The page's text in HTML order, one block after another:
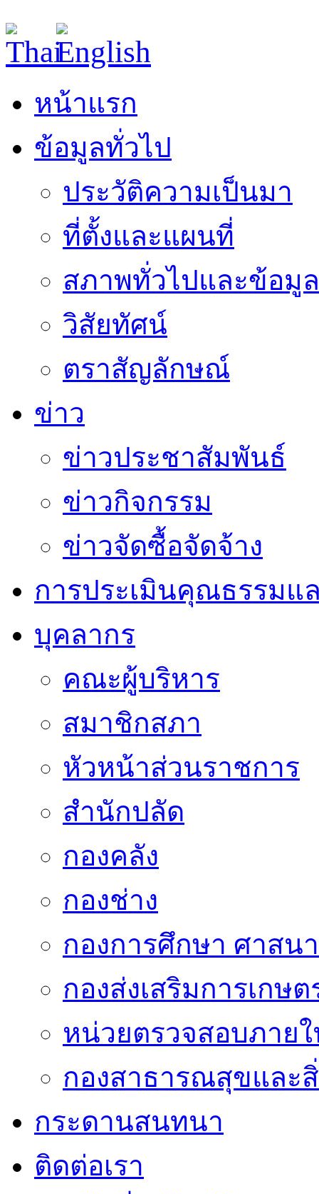
หน้าแรก
ข้อมูลทั่วไป
ประวัติความเป็นมา
ที่ตั้งและแผนที่
สภาพทั่วไปและข้อมู
วิสัยทัศน์
ตราสัญลักษณ์
ข่าว
ข่าวประชาสัมพันธ์
ข่าวกิจกรรม
ข่าวจัดซื้อจัดจ้าง
การประเมินคุณธรรมแ
บุคลากร
คณะผู้บริหาร
สมาชิกสภา
หัวหน้าส่วนราชการ
สำนักปลัด
กองคลัง
กองช่าง
กองการศึกษา ศาสน
กองส่งเสริมการเกษต
หน่วยตรวจสอบภาย
กองสาธารณสุขและ
กระดานสนทนา
ติดต่อเรา